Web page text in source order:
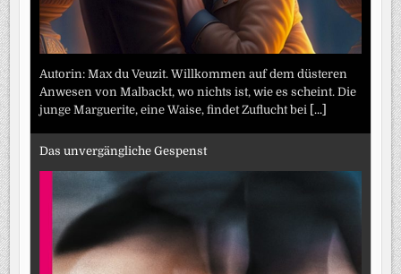
Autorin: Max du Veuzit. Willkommen auf dem düsteren
Anwesen von Malbackt, wo nichts ist, wie es scheint. Die
junge Marguerite, eine Waise, findet Zuflucht bei [...]
Das unvergängliche Gespenst